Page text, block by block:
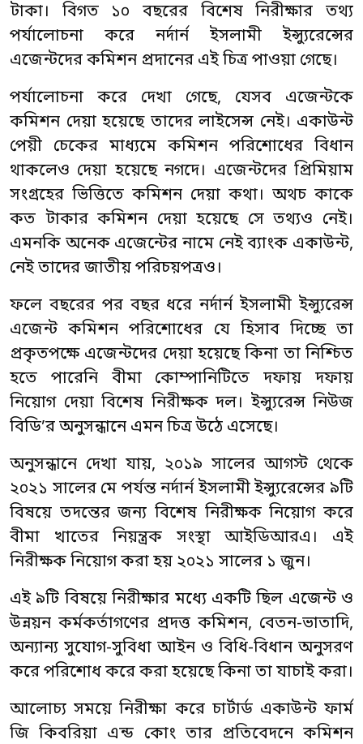
টাকা। বিগত ১০ বছরের বিশেষ নিরীক্ষার তথ্য
পর্যালোচনা করে নর্দার্ন ইসলামী ইন্স্যুরেন্সের
এজেন্টদের কমিশন প্রদানের এই চিত্র পাওয়া গেছে।
পর্যালোচনা করে দেখা গেছে, যেসব এজেন্টকে
কমিশন দেয়া হয়েছে তাদের লাইসেন্স নেই। একাউন্ট
পেয়ী চেকের মাধ্যমে কমিশন পরিশোধের বিধান
থাকলেও দেয়া হয়েছে নগদে। এজেন্টদের প্রিমিয়াম
সংগ্রহের ভিত্তিতে কমিশন দেয়া কথা। অথচ কাকে
কত টাকার কমিশন দেয়া হয়েছে সে তথ্যও নেই।
এমনকি অনেক এজেন্টের নামে নেই ব্যাংক একাউন্ট,
নেই তাদের জাতীয় পরিচয়পত্রও।
ফলে বছরের পর বছর ধরে নর্দার্ন ইসলামী ইন্স্যুরেন্স
এজেন্ট কমিশন পরিশোধের যে হিসাব দিচ্ছে তা
প্রকৃতপক্ষে এজেন্টদের দেয়া হয়েছে কিনা তা নিশ্চিত
হতে পারেনি বীমা কোম্পানিটিতে দফায় দফায়
নিয়োগ দেয়া বিশেষ নিরীক্ষক দল। ইন্স্যুরেন্স নিউজ
বিডি’র অনুসন্ধানে এমন চিত্র উঠে এসেছে।
অনুসন্ধানে দেখা যায়, ২০১৯ সালের আগস্ট থেকে
২০২১ সালের মে পর্যন্ত নর্দার্ন ইসলামী ইন্স্যুরেন্সের ৯টি
বিষয়ে তদন্তের জন্য বিশেষ নিরীক্ষক নিয়োগ করে
বীমা খাতের নিয়ন্ত্রক সংস্থা আইডিআরএ। এই
নিরীক্ষক নিয়োগ করা হয় ২০২১ সালের ১ জুন।
এই ৯টি বিষয়ে নিরীক্ষার মধ্যে একটি ছিল এজেন্ট ও
উন্নয়ন কর্মকর্তাগণের প্রদত্ত কমিশন, বেতন-ভাতাদি,
অন্যান্য সুযোগ-সুবিধা আইন ও বিধি-বিধান অনুসরণ
করে পরিশোধ করে করা হয়েছে কিনা তা যাচাই করা।
আলোচ্য সময়ে নিরীক্ষা করে চার্টার্ড একাউন্ট ফার্ম
জি কিবরিয়া এন্ড কোং তার প্রতিবেদনে কমিশন